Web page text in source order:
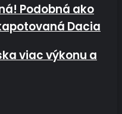
ako Duster, ale nie je to
Podobná ako
Dacia
a nižšiu hmotnosť
viac výkonu a